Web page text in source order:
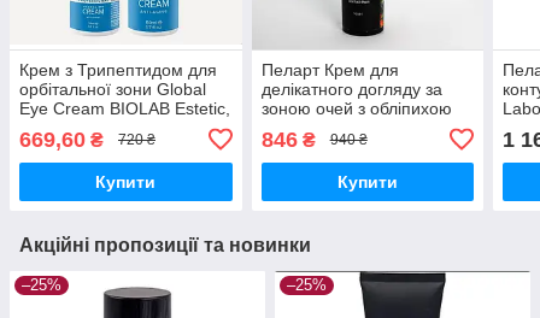
Крем з Трипептидом для
орбітальної зони Global
Eye Cream BIOLAB Estetic,
669,60 ₴ 720 ₴
Купити
Пеларт Крем для
делікатного догляду за
зоною очей з обліпихою
Series Cream Eye 100 мл
846₴ 940 ₴
Купити
1
Акційні пропозиції та новинки
–25% –25%